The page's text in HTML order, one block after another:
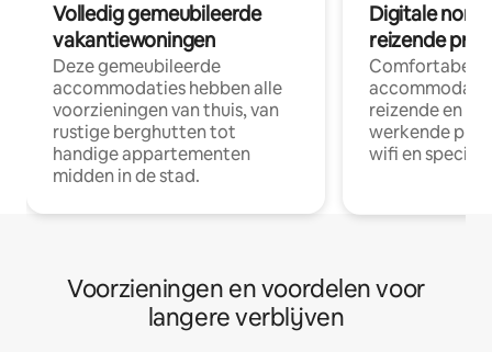
Volledig gemeubileerde
vakantiewoningen
Deze gemeubileerde
accommodaties hebben alle
voorzieningen van thuis, van
rustige berghutten tot
handige appartementen
midden in de stad.
Digitale
reizende
Comfortabele
reizende en
werkende
wifi en
Voorzieningen en voordelen voor
langere verblijven